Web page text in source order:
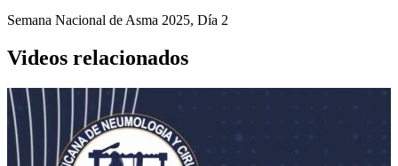
Semana Nacional de Asma 2025, Día 2
Videos relacionados